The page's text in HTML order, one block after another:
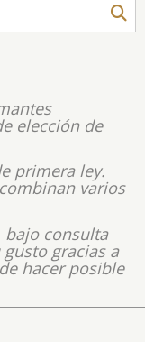
elección de
primera ley.
varios
bajo consulta
gracias a
hacer posible